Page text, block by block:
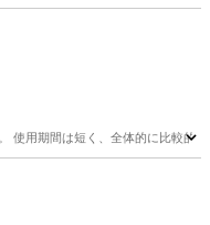
使用期間は短く、全体的に比較